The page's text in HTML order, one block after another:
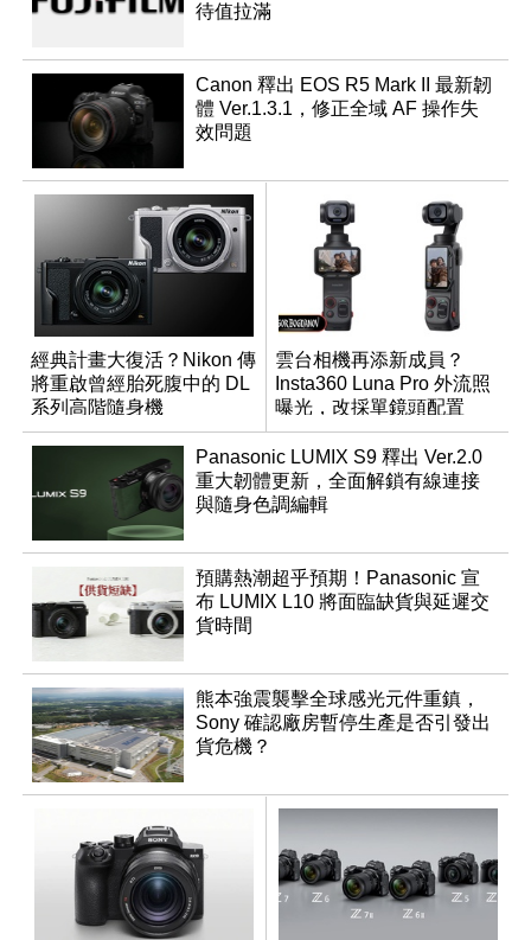
待值拉滿
Canon 釋出 EOS R5 Mark II 最新韌
體 Ver.1.3.1，修正全域 AF 操作失
效問題
經典計畫大復活？Nikon 傳
將重啟曾經胎死腹中的 DL
系列高階隨身機
雲台相機再添新成員？
Insta360 Luna Pro 外流照
曝光，改採單鏡頭配置
Panasonic LUMIX S9 釋出 Ver.2.0
重大韌體更新，全面解鎖有線連接
與隨身色調編輯
預購熱潮超乎預期！Panasonic 宣
布 LUMIX L10 將面臨缺貨與延遲交
貨時間
熊本強震襲擊全球感光元件重鎮，
Sony 確認廠房暫停生產是否引發出
貨危機？